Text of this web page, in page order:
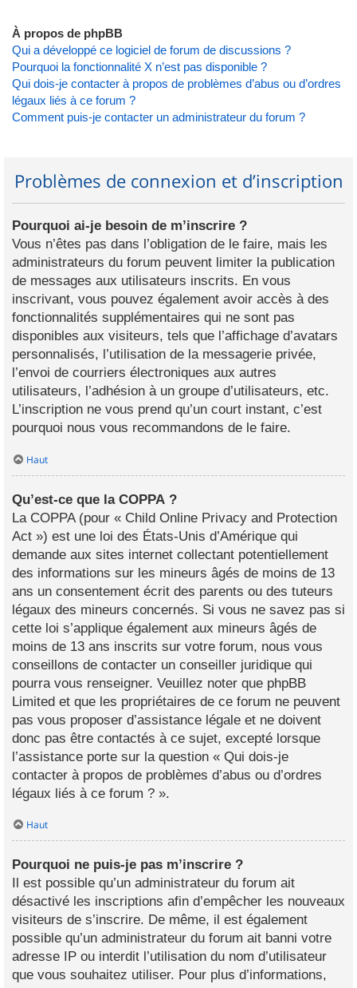
À propos de phpBB
Qui a développé ce logiciel de forum de discussions ?
Pourquoi la fonctionnalité X n’est pas disponible ?
Qui dois-je contacter à propos de problèmes d’abus ou d’ordres
légaux liés à ce forum ?
Comment puis-je contacter un administrateur du forum ?
Problèmes de connexion et d’inscription
Pourquoi ai-je besoin de m’inscrire ?
Vous n’êtes pas dans l’obligation de le faire, mais les
administrateurs du forum peuvent limiter la publication
de messages aux utilisateurs inscrits. En vous
inscrivant, vous pouvez également avoir accès à des
fonctionnalités supplémentaires qui ne sont pas
disponibles aux visiteurs, tels que l’affichage d’avatars
personnalisés, l’utilisation de la messagerie privée,
l’envoi de courriers électroniques aux autres
utilisateurs, l’adhésion à un groupe d’utilisateurs, etc.
L’inscription ne vous prend qu’un court instant, c’est
pourquoi nous vous recommandons de le faire.
Haut
Qu’est-ce que la COPPA ?
La COPPA (pour « Child Online Privacy and Protection
Act ») est une loi des États-Unis d’Amérique qui
demande aux sites internet collectant potentiellement
des informations sur les mineurs âgés de moins de 13
ans un consentement écrit des parents ou des tuteurs
légaux des mineurs concernés. Si vous ne savez pas si
cette loi s’applique également aux mineurs âgés de
moins de 13 ans inscrits sur votre forum, nous vous
conseillons de contacter un conseiller juridique qui
pourra vous renseigner. Veuillez noter que phpBB
Limited et que les propriétaires de ce forum ne peuvent
pas vous proposer d’assistance légale et ne doivent
donc pas être contactés à ce sujet, excepté lorsque
l’assistance porte sur la question « Qui dois-je
contacter à propos de problèmes d’abus ou d’ordres
légaux liés à ce forum ? ».
Haut
Pourquoi ne puis-je pas m’inscrire ?
Il est possible qu’un administrateur du forum ait
désactivé les inscriptions afin d’empêcher les nouveaux
visiteurs de s’inscrire. De même, il est également
possible qu’un administrateur du forum ait banni votre
adresse IP ou interdit l’utilisation du nom d’utilisateur
que vous souhaitez utiliser. Pour plus d’informations,